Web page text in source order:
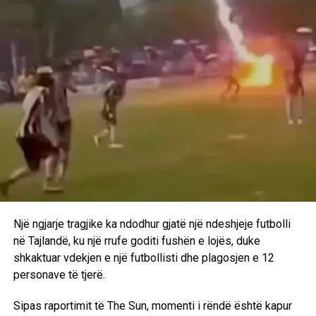
bordi drejtues “rikonfirmuan mbështetjen e tyre të plotë”
Infantino dhe Grafstrom u dërguan gjithashtu një letër të
nënshkruar vice-presidentëve, këshillit dhe 211 mebrave
të shoqatave të FIFA-s, ku shpreheshin se “kërkojnë me
sinqeritet falje” për gabimet e tyre dhe “zotohen se ato
nuk do të përsëriten më”. Të dy u parë së bashku duke
ndjekur një ndeshje të Kupës së Kombeve të Afrikës për
Femra në Rabat pas takimit.
Infantino i kishte offered të gjitha shoqatave nga 40
milionë dollarë (30 milionë funte) nëse mbështetnin
propozimin për investime private në turnetë e saj,
përfshirë Kupën e Botës për meshkuj dhe femra, përmes
një filiale të re, FFE.
FIFA tha se gjatë takimit u “pranuan” gabimet lidhur me
FFE-në, duke sqaruar se “nuk kishte qenë qëllimi” që
Një ngjarje tragjike ka ndodhur gjatë një ndeshjeje futbolli
në Tajlandë, ku një rrufe goditi fushën e lojës, duke
shkaktuar vdekjen e një futbollisti dhe plagosjen e 12
personave të tjerë.
Sipas raportimit të The Sun, momenti i rëndë është kapur